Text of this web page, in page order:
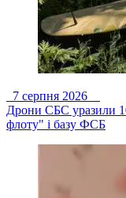
7 серпня 2026
Дрони СБС уразили
флоту" і базу ФСБ